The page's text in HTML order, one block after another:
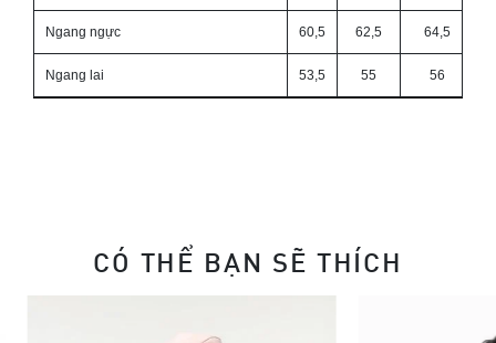
Ngang ngực 60,5 62,5 64,5
Ngang lai 53,5 55 56
CÓ THỂ BẠN SẼ THÍCH